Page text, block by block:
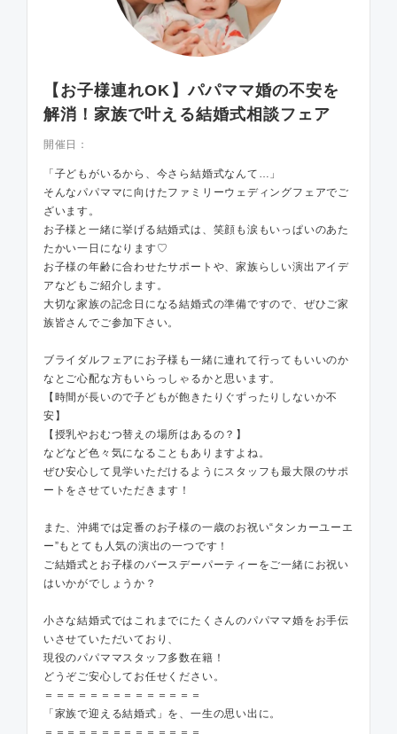
【お子様連れOK】パパママ婚の不安を
解消！家族で叶える結婚式相談フェア
開催日：
「子どもがいるから、今さら結婚式なんて…」
そんなパパママに向けたファミリーウェディングフェアでご
ざいます。
お子様と一緒に挙げる結婚式は、笑顔も涙もいっぱいのあた
たかい一日になります♡
お子様の年齢に合わせたサポートや、家族らしい演出アイデ
アなどもご紹介します。
大切な家族の記念日になる結婚式の準備ですので、ぜひご家
族皆さんでご参加下さい。
ブライダルフェアにお子様も一緒に連れて行ってもいいのか
なとご心配な方もいらっしゃるかと思います。
【時間が長いので子どもが飽きたりぐずったりしないか不
安】
【授乳やおむつ替えの場所はあるの？】
などなど色々気になることもありますよね。
ぜひ安心して見学いただけるようにスタッフも最大限のサポ
ートをさせていただきます！
また、沖縄では定番のお子様の一歳のお祝い“タンカーユーエ
ー”もとても人気の演出の一つです！
ご結婚式とお子様のバースデーパーティーをご一緒にお祝い
はいかがでしょうか？
小さな結婚式ではこれまでにたくさんのパパママ婚をお手伝
いさせていただいており、
現役のパパママスタッフ多数在籍！
どうぞご安心してお任せください。
＝＝＝＝＝＝＝＝＝＝＝＝＝＝
「家族で迎える結婚式」を、一生の思い出に。